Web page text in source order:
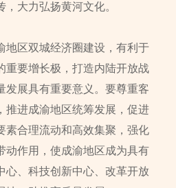
大力弘扬黄河文化。
区双城经济圈建设，有利于
重要增长极，打造内陆开放战
发展具有重要意义。要尊重客
推进成渝地区统筹发展，促进
素合理流动和高效集聚，强化
动作用，使成渝地区成为具有
心、科技创新中心、改革开放